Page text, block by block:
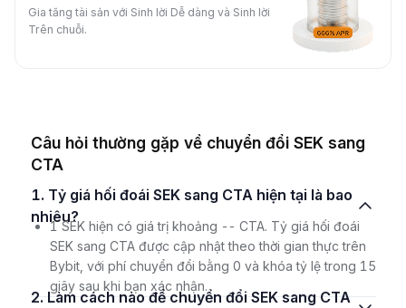
Gia tăng tài sản với Sinh lời Dễ dàng và Sinh lời
Trên chuỗi.
Câu hỏi thường gặp về chuyển đổi SEK sang
CTA
1. Tỷ giá hối đoái SEK sang CTA hiện tại là bao
nhiêu?
1 SEK hiện có giá trị khoảng -- CTA. Tỷ giá hối đoái
SEK sang CTA được cập nhật theo thời gian thực trên
Bybit, với phí chuyển đổi bằng 0 và khóa tỷ lệ trong 15
giây sau khi bạn xác nhận.
2. Làm cách nào để chuyển đổi SEK sang CTA